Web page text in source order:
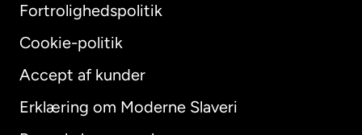
Fortrolighedspolitik
Cookie-politik
Accept af kunder
Erklæring om Moderne Slaveri
International English